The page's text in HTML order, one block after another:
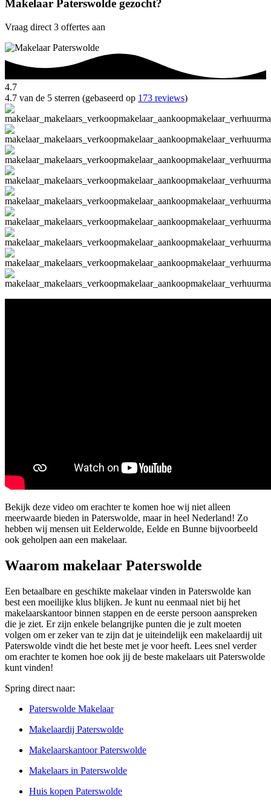
Makelaar Paterswolde gezocht?
Vraag direct 3 offertes aan
4.7
4.7 van de 5 sterren (gebaseerd op 173 reviews)
Bekijk deze video om erachter te komen hoe wij niet alleen
meerwaarde bieden in Paterswolde, maar in heel Nederland! Zo
hebben wij mensen uit Eelderwolde, Eelde en Bunne bijvoorbeeld
ook geholpen aan een makelaar.
Waarom makelaar Paterswolde
Een betaalbare en geschikte makelaar vinden in Paterswolde kan
best een moeilijke klus blijken. Je kunt nu eenmaal niet bij het
makelaarskantoor binnen stappen en de eerste persoon aanspreken
die je ziet. Er zijn enkele belangrijke punten die je zult moeten
volgen om er zeker van te zijn dat je uiteindelijk een makelaardij uit
Paterswolde vindt die het beste met je voor heeft. Lees snel verder
om erachter te komen hoe ook jij de beste makelaars uit Paterswolde
kunt vinden!
Spring direct naar:
Paterswolde Makelaar
Makelaardij Paterswolde
Makelaarskantoor Paterswolde
Makelaars in Paterswolde
Huis kopen Paterswolde